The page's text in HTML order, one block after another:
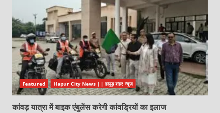
Featured Hapur City News || हापुड़ शहर न्यूज़
कांवड़ यात्रा में बाइक एंबुलेंस करेगी कांवड्रियों का इलाज